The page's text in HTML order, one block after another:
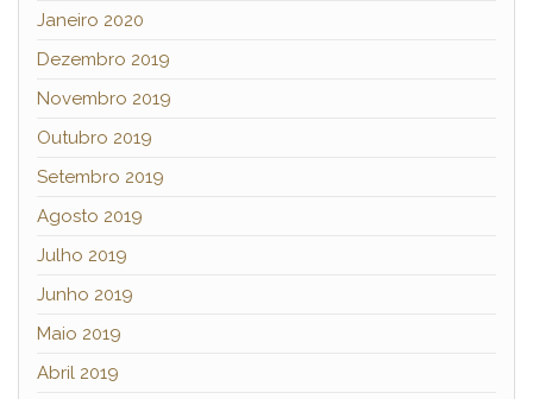
Janeiro 2020
Dezembro 2019
Novembro 2019
Outubro 2019
Setembro 2019
Agosto 2019
Julho 2019
Junho 2019
Maio 2019
Abril 2019